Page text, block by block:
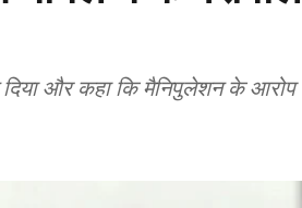
दिया और कहा कि मैनिपुलेशन के आरोप